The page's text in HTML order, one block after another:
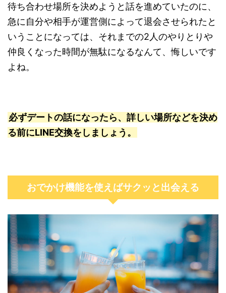
待ち合わせ場所を決めようと話を進めていたのに、
急に自分や相手が運営側によって退会させられたと
いうことになっては、それまでの2人のやりとりや
仲良くなった時間が無駄になるなんて、悔しいです
よね。
必ずデートの話になったら、詳しい場所などを決め
る前にLINE交換をしましょう。
おでかけ機能を使えばサクッと出会える